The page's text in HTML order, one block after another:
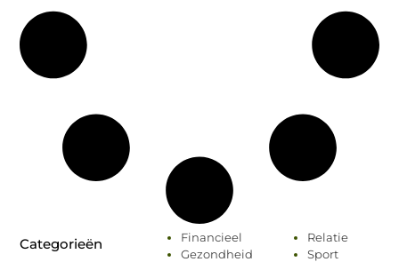
Categorieën
Financieel
Gezondheid
Relatie
Sport